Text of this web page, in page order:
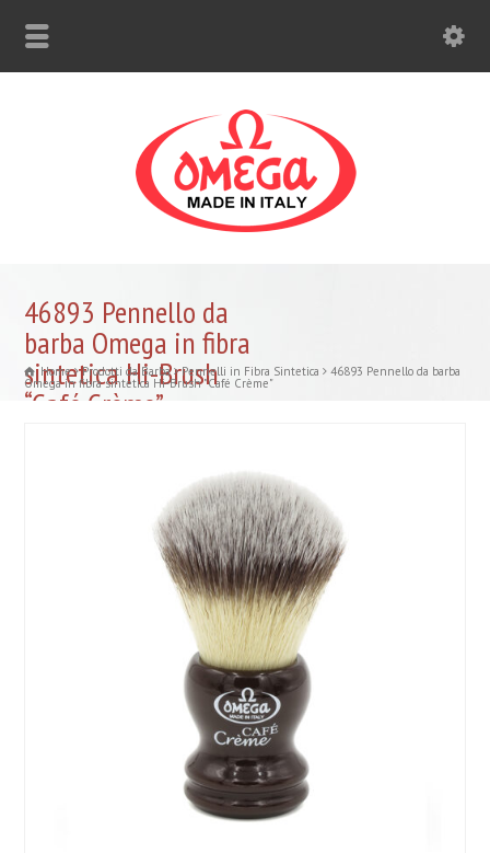
46893 Pennello da
barba Omega in fibra
sintetica Hi-Brush
“Café Crème”
Home Prodotti da Barba Pennelli in Fibra Sintetica 46893 Pennello da barba
Omega in fibra sintetica Hi-Brush "Café Crème"